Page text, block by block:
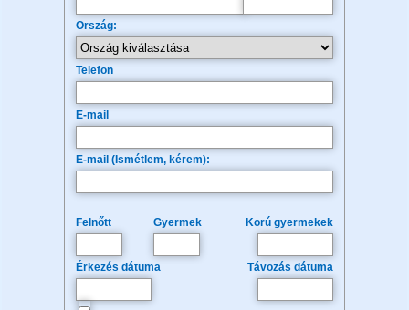
Ország:
Telefon
E-mail
E-mail (Ismétlem, kérem):
Felnőtt Gyermek Korú gyermekek
Érkezés dátuma Távozás dátuma